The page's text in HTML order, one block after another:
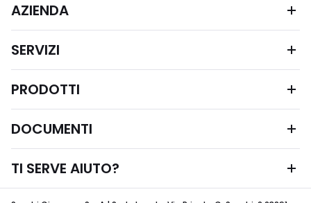
AZIENDA
SERVIZI
PRODOTTI
DOCUMENTI
TI SERVE AIUTO?